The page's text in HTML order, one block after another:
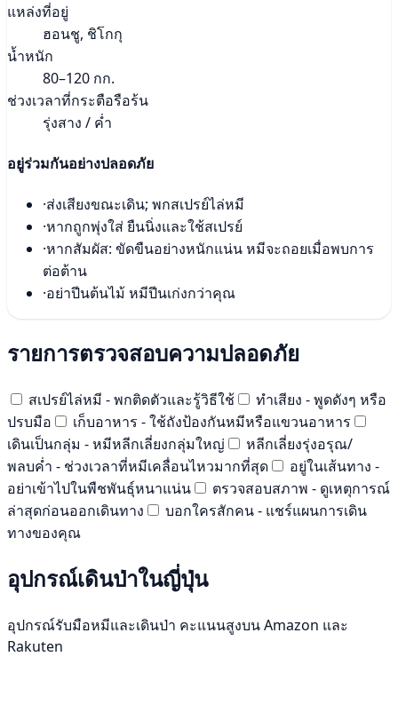
แหล่งที่อยู่
ฮอนชู, ชิโกกุ
น้ำหนัก
80–120 กก.
ช่วงเวลาที่กระตือรือร้น
รุ่งสาง / ค่ำ
อยู่ร่วมกันอย่างปลอดภัย
·ส่งเสียงขณะเดิน; พกสเปรย์ไล่หมี
·หากถูกพุ่งใส่ ยืนนิ่งและใช้สเปรย์
·หากสัมผัส: ขัดขืนอย่างหนักแน่น หมีจะถอยเมื่อพบการ
ต่อต้าน
·อย่าปีนต้นไม้ หมีปีนเก่งกว่าคุณ
รายการตรวจสอบความปลอดภัย
สเปรย์ไล่หมี - พกติดตัวและรู้วิธีใช้
ทำเสียง - พูดดังๆ หรือ
ปรบมือ
เก็บอาหาร - ใช้ถังป้องกันหมีหรือแขวนอาหาร
เดินเป็นกลุ่ม - หมีหลีกเลี่ยงกลุ่มใหญ่
หลีกเลี่ยงรุ่งอรุณ/
พลบค่ำ - ช่วงเวลาที่หมีเคลื่อนไหวมากที่สุด
อยู่ในเส้นทาง -
อย่าเข้าไปในพืชพันธุ์หนาแน่น
ตรวจสอบสภาพ - ดูเหตุการณ์
ล่าสุดก่อนออกเดินทาง
บอกใครสักคน - แชร์แผนการเดิน
ทางของคุณ
อุปกรณ์เดินป่าในญี่ปุ่น
อุปกรณ์รับมือหมีและเดินป่า คะแนนสูงบน Amazon และ
Rakuten